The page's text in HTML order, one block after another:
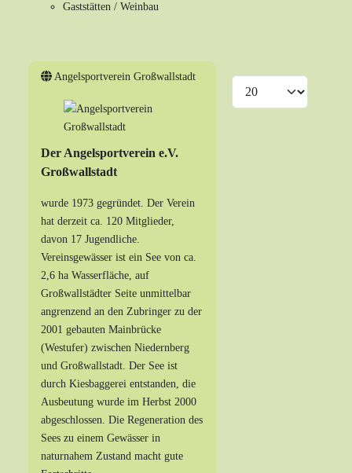
Gaststätten / Weinbau
Angelsportverein Großwallstadt
Der Angelsportverein e.V.
Großwallstadt
wurde 1973 gegründet. Der Verein
hat derzeit ca. 120 Mitglieder,
davon 17 Jugendliche.
Vereinsgewässer ist ein See von ca.
2,6 ha Wasserfläche, auf
Großwallstädter Seite unmittelbar
angrenzend an den Zubringer zu der
2001 gebauten Mainbrücke
(Westufer) zwischen Niedernberg
und Großwallstadt. Der See ist
durch Kiesbaggerei entstanden, die
Ausbeutung wurde im Herbst 2000
abgeschlossen. Die Regeneration des
Sees zu einem Gewässer in
naturnahem Zustand macht gute